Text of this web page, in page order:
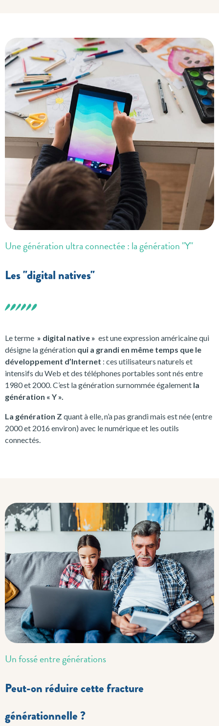
Une génération ultra connectée : la génération "Y"
Les "digital natives"
Le terme » digital native » est une expression américaine qui
désigne la génération qui a grandi en même temps que le
développement d’Internet : ces utilisateurs naturels et
intensifs du Web et des téléphones portables sont nés entre
1980 et 2000. C’est la génération surnommée également la
génération « Y ».
La génération Z quant à elle, n’a pas grandi mais est née (entre
2000 et 2016 environ) avec le numérique et les outils
connectés.
Un fossé entre générations
Peut-on réduire cette fracture
générationnelle ?